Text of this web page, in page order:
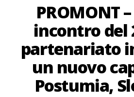
PROMONT
incontro del
partenariato
un nuovo
Postumia,